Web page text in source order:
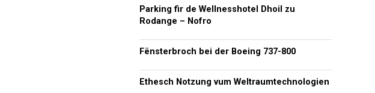
Parking fir de Wellnesshotel Dhoil zu
Rodange – Nofro
Fënsterbroch bei der Boeing 737-800
Ethesch Notzung vum Weltraumtechnologien